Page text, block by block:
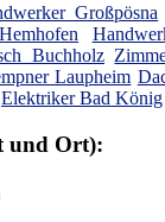
Großpösna
Buchholz
Laupheim
Elektriker Bad König
und Ort):